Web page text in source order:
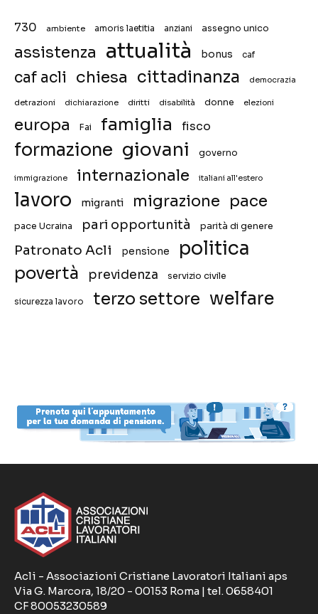
730 ambiente amoris laetitia anziani assegno unico
assistenza attualità bonus caf
caf acli chiesa cittadinanza democrazia
detrazioni dichiarazione diritti disabilità donne elezioni
europa Fai famiglia fisco
formazione giovani governo
immigrazione internazionale italiani all'estero
lavoro migranti migrazione pace
pace Ucraina pari opportunità parità di genere
Patronato Acli pensione politica
povertà previdenza servizio civile
sicurezza lavoro terzo settore welfare
Acli - Associazioni Cristiane Lavoratori Italiani aps
Via G. Marcora, 18/20 - 00153 Roma | tel. 0658401
CF 80053230589